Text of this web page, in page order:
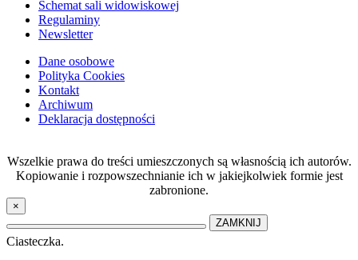
Schemat sali widowiskowej
Regulaminy
Newsletter
Dane osobowe
Polityka Cookies
Kontakt
Archiwum
Deklaracja dostępności
Wszelkie prawa do treści umieszczonych są własnością ich autorów.
Kopiowanie i rozpowszechnianie ich w jakiejkolwiek formie jest
zabronione.
×
ZAMKNIJ
Ciasteczka.